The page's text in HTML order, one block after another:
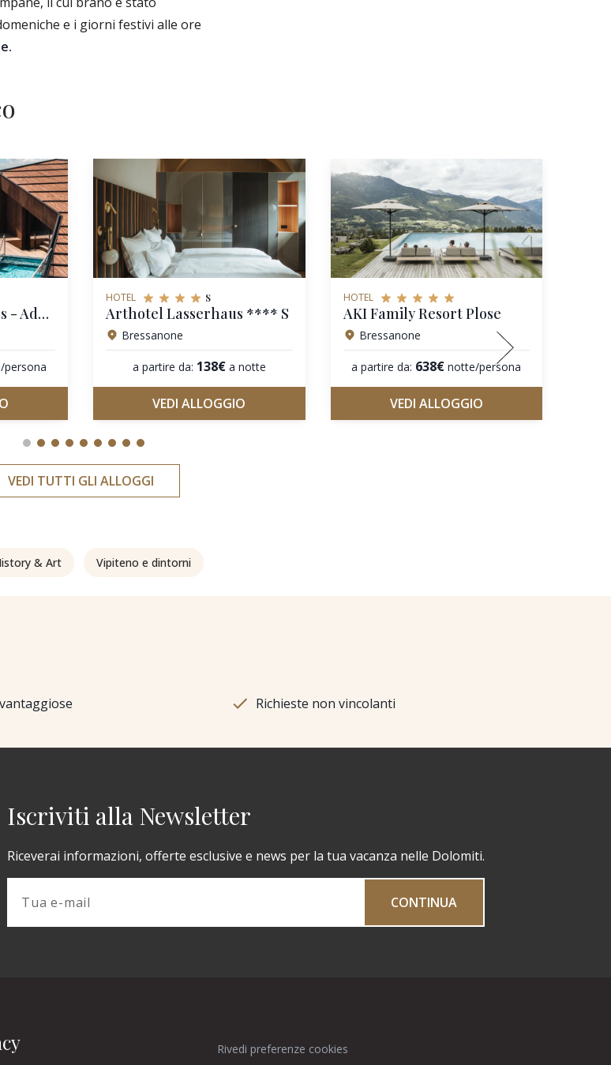
e i giorni festivi alle ore
FORESTIS Dolomites - Adults Only
persona
HOTEL s
Arthotel Lasserhaus **** S
Bressanone
a partire da: 138€ a notte
VEDI ALLOGGIO
HOTEL
AKI Family Resort Plose
Bressanone
a partire da: 638€ notte/persona
VEDI ALLOGGIO
VEDI TUTTI GLI ALLOGGI
& Art Vipiteno e dintorni
Richieste non vincolanti
Iscriviti alla Newsletter
Riceverai informazioni, offerte esclusive e news per la tua vacanza nelle Dolomiti.
CONTINUA
Rivedi preferenze cookies